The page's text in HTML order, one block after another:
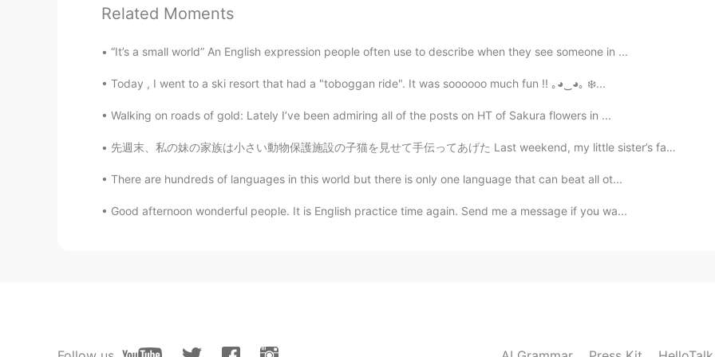
JP EN
My ex-husband was a former German special force. It's a nightmare.
shou
JP EN
@セバスチャン ドイツ語も勉強しないといけませんね😅 凄く興味深いです。
セバスチャン 2020.08.14 08:53
Related Moments
“It’s a small world” An English expression people often use to describe when they see someone in ...
Today , I went to a ski resort that had a "toboggan ride". It was soooooo much fun !! ｡◕‿◕｡ ❄️...
Walking on roads of gold: Lately I’ve been admiring all of the posts on HT of Sakura flowers in ...
先週末、私の妹の家族は小さい動物保護施設の子猫を見せて手伝ってあげた Last weekend, my little sister’s family helped watch kittens f...
There are hundreds of languages in this world but there is only one language that can beat all ot...
Good afternoon wonderful people. It is English practice time again. Send me a message if you wa...